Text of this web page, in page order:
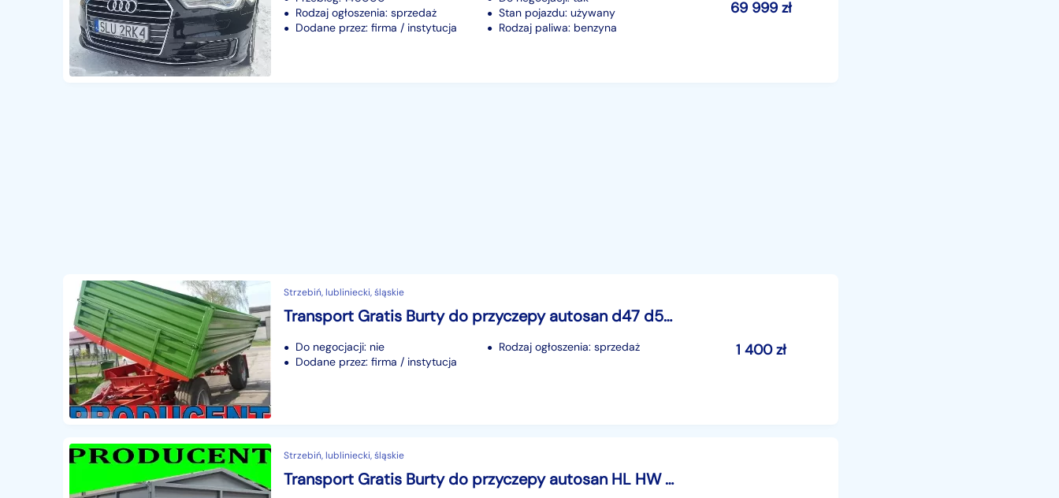
Rodzaj ogłoszenia: sprzedaż
Dodane przez: firma / instytucja
Stan pojazdu: używany
Rodzaj paliwa: benzyna
69 999 zł
Strzebiń, lubliniecki, śląskie
Transport Gratis Burty do przyczepy autosan d47 d50 d732 d35 HL HW d47 d35 HL
Do negocjacji: nie
Dodane przez: firma / instytucja
Rodzaj ogłoszenia: sprzedaż 1 400zł
Strzebiń, lubliniecki, śląskie
Transport Gratis Burty do przyczepy autosan HL HW d50 d55 d47 d35 HL HW ifa